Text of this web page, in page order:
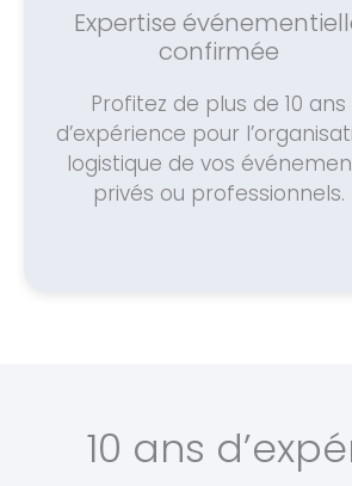
Expertise
confirmée
Profitez de plus de 10 ans
d’expérience pour
logistique de vos
privés ou professionnels.
10 ans